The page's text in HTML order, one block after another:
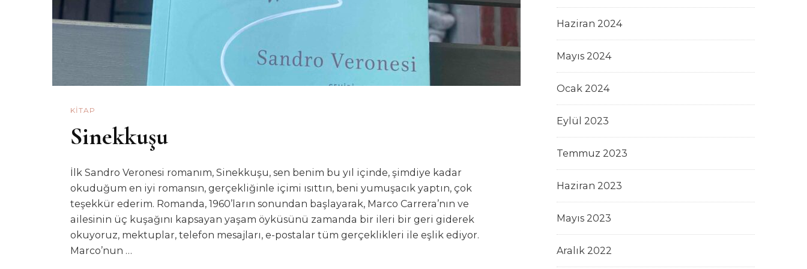
KITAP
Sinekkuşu
İlk Sandro Veronesi romanım, Sinekkuşu, sen benim bu yıl içinde, şimdiye kadar
okuduğum en iyi romansın, gerçekliğinle içimi ısıttın, beni yumuşacık yaptın, çok
teşekkür ederim. Romanda, 1960’ların sonundan başlayarak, Marco Carrera’nın ve
ailesinin üç kuşağını kapsayan yaşam öyküsünü zamanda bir ileri bir geri giderek
okuyoruz, mektuplar, telefon mesajları, e-postalar tüm gerçeklikleri ile eşlik ediyor.
Marco’nun …
Haziran 2024
Mayıs 2024
Ocak 2024
Eylül 2023
Temmuz 2023
Haziran 2023
Mayıs 2023
Aralık 2022